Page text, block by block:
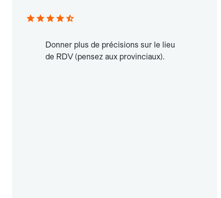
Donner plus de précisions sur le lieu
de RDV (pensez aux provinciaux).